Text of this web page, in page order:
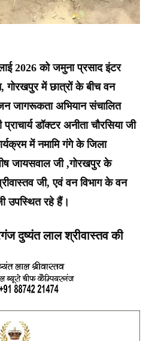
2026 को जमुना प्रसाद इंटर
गोरखपुर में छात्रों के बीच वन
जागरूकता अभियान संचालित
डॉक्टर अनीता चौरसिया जी
में नमामि गंगे के जिला
जायसवाल जी ,गोरखपुर के
जी, एवं वन विभाग के वन
उपस्थित रहे हैं।
दुष्यंत लाल श्रीवास्तव की